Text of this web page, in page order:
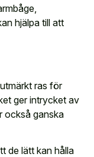
hjälpa till att
ras för
ger intrycket av
också ganska
de lätt kan hålla